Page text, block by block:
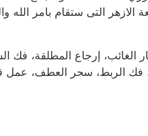
الازهر التى ستقام بامر الله
الغائب، إرجاع المطلقة، فك
فك الربط، سحر العطف،